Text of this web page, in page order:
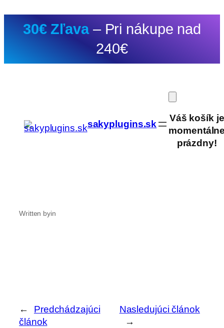
30€ Zľava– Pri nákupe nad
240€
sakyplugins.sk
Váš košík je
prázdny!
Written byin
←
Predchádzajúci
článok
Nasledujúci článok
→